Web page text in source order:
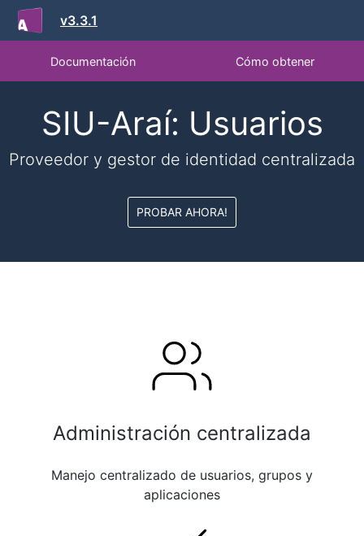
v3.3.1
Documentación Cómo obtener
SIU-Araí: Usuarios
Proveedor y gestor de identidad centralizada
PROBAR AHORA!
Administración centralizada
Manejo centralizado de usuarios, grupos y
aplicaciones